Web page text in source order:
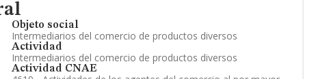
Objeto social
Intermediarios del comercio de productos diversos
Actividad
Intermediarios del comercio de productos diversos
Actividad CNAE